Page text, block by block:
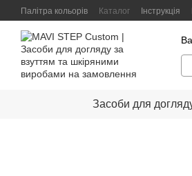
Перейти до основного контенту
Палітра кольорів Каталог Інструкція
Засоби для